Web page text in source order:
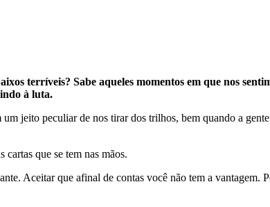
terríveis? Sabe aqueles momentos em que nos
à luta.
jeito peculiar de nos tirar dos trilhos, bem quando a
que se tem nas mãos.
Aceitar que afinal de contas você não tem a vantagem.